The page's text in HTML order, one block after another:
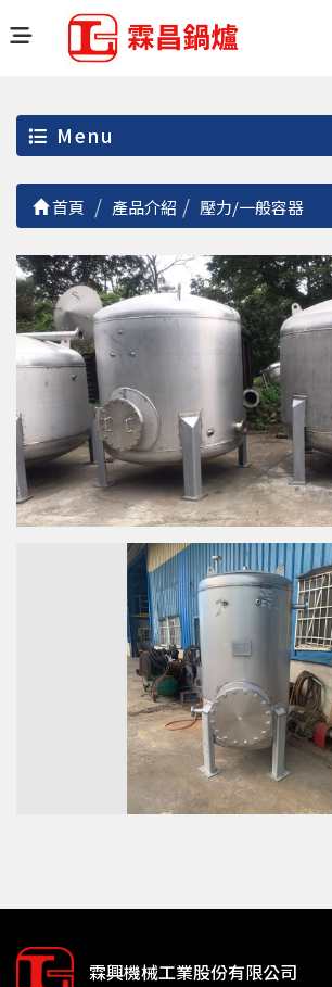
Menu
首頁 產品介紹 壓力/一般容器
霖興機械工業股份有限公司